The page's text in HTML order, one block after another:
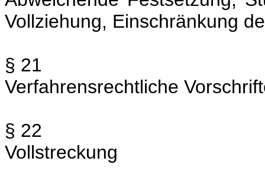
Vollziehung, Einschränkung
§ 21
Verfahrensrechtliche
§ 22
Vollstreckung